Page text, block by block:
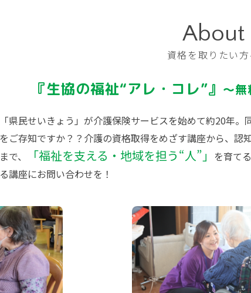
About
資格を取りたい
『生協の福祉“アレ・コレ”』 ～
「県民せいきょう」が介護保険サービスを始めて約20年
をご存知ですか？？介護の資格取得をめざす講座から、認
まで、
「福祉を支える・地域を担う“人”」
を育て
る講座にお問い合わせを！